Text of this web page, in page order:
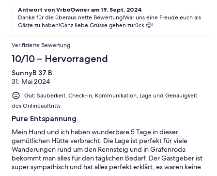
uneinsehbar. Das Grundstück ist zwar nicht eingezäunt, aber ein
einigermaßen "braver" Hund bekommt wenig Anreize
"abzuzwitschern". Liebevolle Details, wie kleine Solarlämpchen,
machen den Sommerabend auf der Terrasse perfekt, nachdem
man den Sonnenuntergang genießen konnte. Die Vermieter
(wohnen nicht vor Ort) sind einfach großartig: freundlich,
unkompliziert, humorvoll, dezent und authentisch. An dieser
Stelle nochmal ein ganz herzlicher Gruß an die Beiden! Hier
noch ein paar Tipps: - In einer knappen halben Stunde erreicht
man zu Fuß den Bäcker Heyn in der Waldstraße, beste
hausgemachte Brötchen und Brote; ideal für eine Morgenrunde
mit dem Vierbeiner - Der Metzger gegenüber vom REWE hat
beste Thüringer Wurst und Rinderknochen aus eigener
Schlachtung, ein Genuss für so manchen Hund - Der Rundweg
um die Lütschetalsperre ist sehr schön, das Wasser glasklar, es
gibt viele kleine Strände, die zum Baden einladen Kurzum:
absolute Urlaubsempfehlung!!!
Antwort von VrboOwner am 19. Sept. 2024
Danke für die überaus nette Bewertung!War uns eine Freude,euch als
Gäste zu haben!Ganz liebe Grüsse gehen zurück 😊!
Verifizierte Bewertung
10/10 – Hervorragend
SunnyB 37 B.
31. Mai 2024
Gut: Sauberkeit, Check-in, Kommunikation, Lage und Genauigkeit
des Onlineauftritts
Pure Entspannung
Mein Hund und ich haben wunderbare 5 Tage in dieser
gemütlichen Hütte verbracht. Die Lage ist perfekt für viele
Wanderungen rund um den Rennsteig und in Gräfenroda
bekommt man alles für den täglichen Bedarf. Der Gastgeber ist
super sympathisch und hat alles perfekt erklärt, es waren keine